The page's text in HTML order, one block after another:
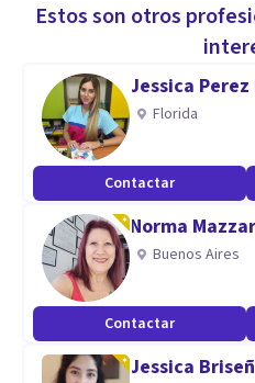
Estos son otros
Jessica
Florida
Contactar
Norma
Buenos Aires
Contactar
Jessica